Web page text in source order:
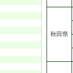
秋田県